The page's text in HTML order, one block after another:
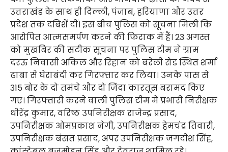
उत्तराखंड के साथ ही दिल्ली, पंजाब, हरियाणा और उत्तर
प्रदेश तक दबिशें दीं। इस बीच पुलिस को सूचना मिली कि
आरोपित आत्मसमर्पण करने की फिराक में हैं। 23 अगस्त
को मुखबिर की सटीक सूचना पर पुलिस टीम ने ग्राम
दरऊ निवासी अकिल और रिहान को बरेली रोड स्थित शर्मा
ढाबा से घेराबंदी कर गिरफ्तार कर लिया। उनके पास से
315 बोर के दो तमंचे और दो जिंदा कारतूस बरामद किए
गए। गिरफ्तारी करने वाली पुलिस टीम में प्रभारी निरीक्षक
धीरेंद्र कुमार, वरिष्ठ उपनिरीक्षक राजेन्द्र प्रसाद,
उपनिरीक्षक ओमप्रकाश नेगी, उपनिरीक्षक हेमचंद्र तिवारी,
उपनिरीक्षक बंसत प्रसाद, अपर उपनिरीक्षक जगदीश सिंह,